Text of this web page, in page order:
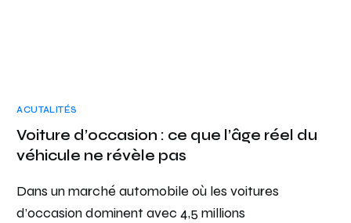
ACUTALITÉS
Voiture d’occasion : ce que l’âge réel du
véhicule ne révèle pas
Dans un marché automobile où les voitures
d’occasion dominent avec 4,5 millions